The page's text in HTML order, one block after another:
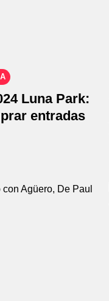
Luna Park:
entradas